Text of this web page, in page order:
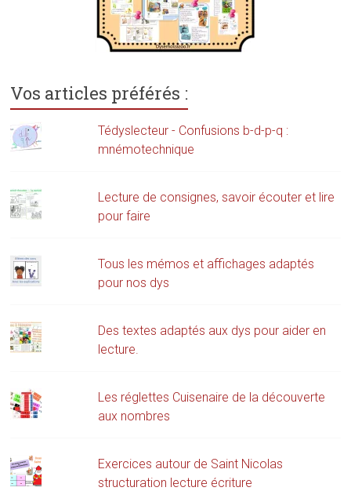
Vos articles préférés :
Tédyslecteur - Confusions b-d-p-q :
mnémotechnique
Lecture de consignes, savoir écouter et lire
pour faire
Tous les mémos et affichages adaptés
pour nos dys
Des textes adaptés aux dys pour aider en
lecture.
Les réglettes Cuisenaire de la découverte
aux nombres
Exercices autour de Saint Nicolas
structuration lecture écriture